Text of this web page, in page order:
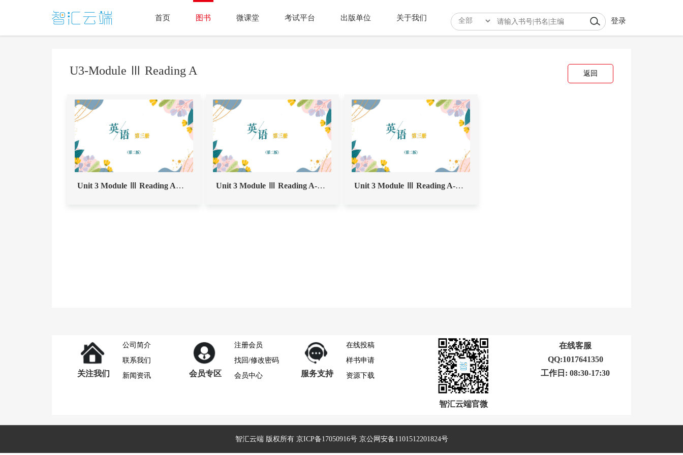
登录
首页 图书 微课堂 考试平台 出版单位 关于我们
U3-Module Ⅲ Reading A 返回
Unit 3 Module Ⅲ Reading A（拓展视频） Unit 3 Module Ⅲ Reading A-Task 2 Unit 3 Module Ⅲ Reading A-Task 1
关注我们
公司简介
联系我们
新闻资讯
会员专区
注册会员
找回/修改密码
会员中心
服务支持
在线投稿
样书申请
资源下载
智汇云端官微
在线客服
QQ:1017641350
工作日: 08:30-17:30
智汇云端 版权所有 京ICP备17050916号 京公网安备1101512201824号